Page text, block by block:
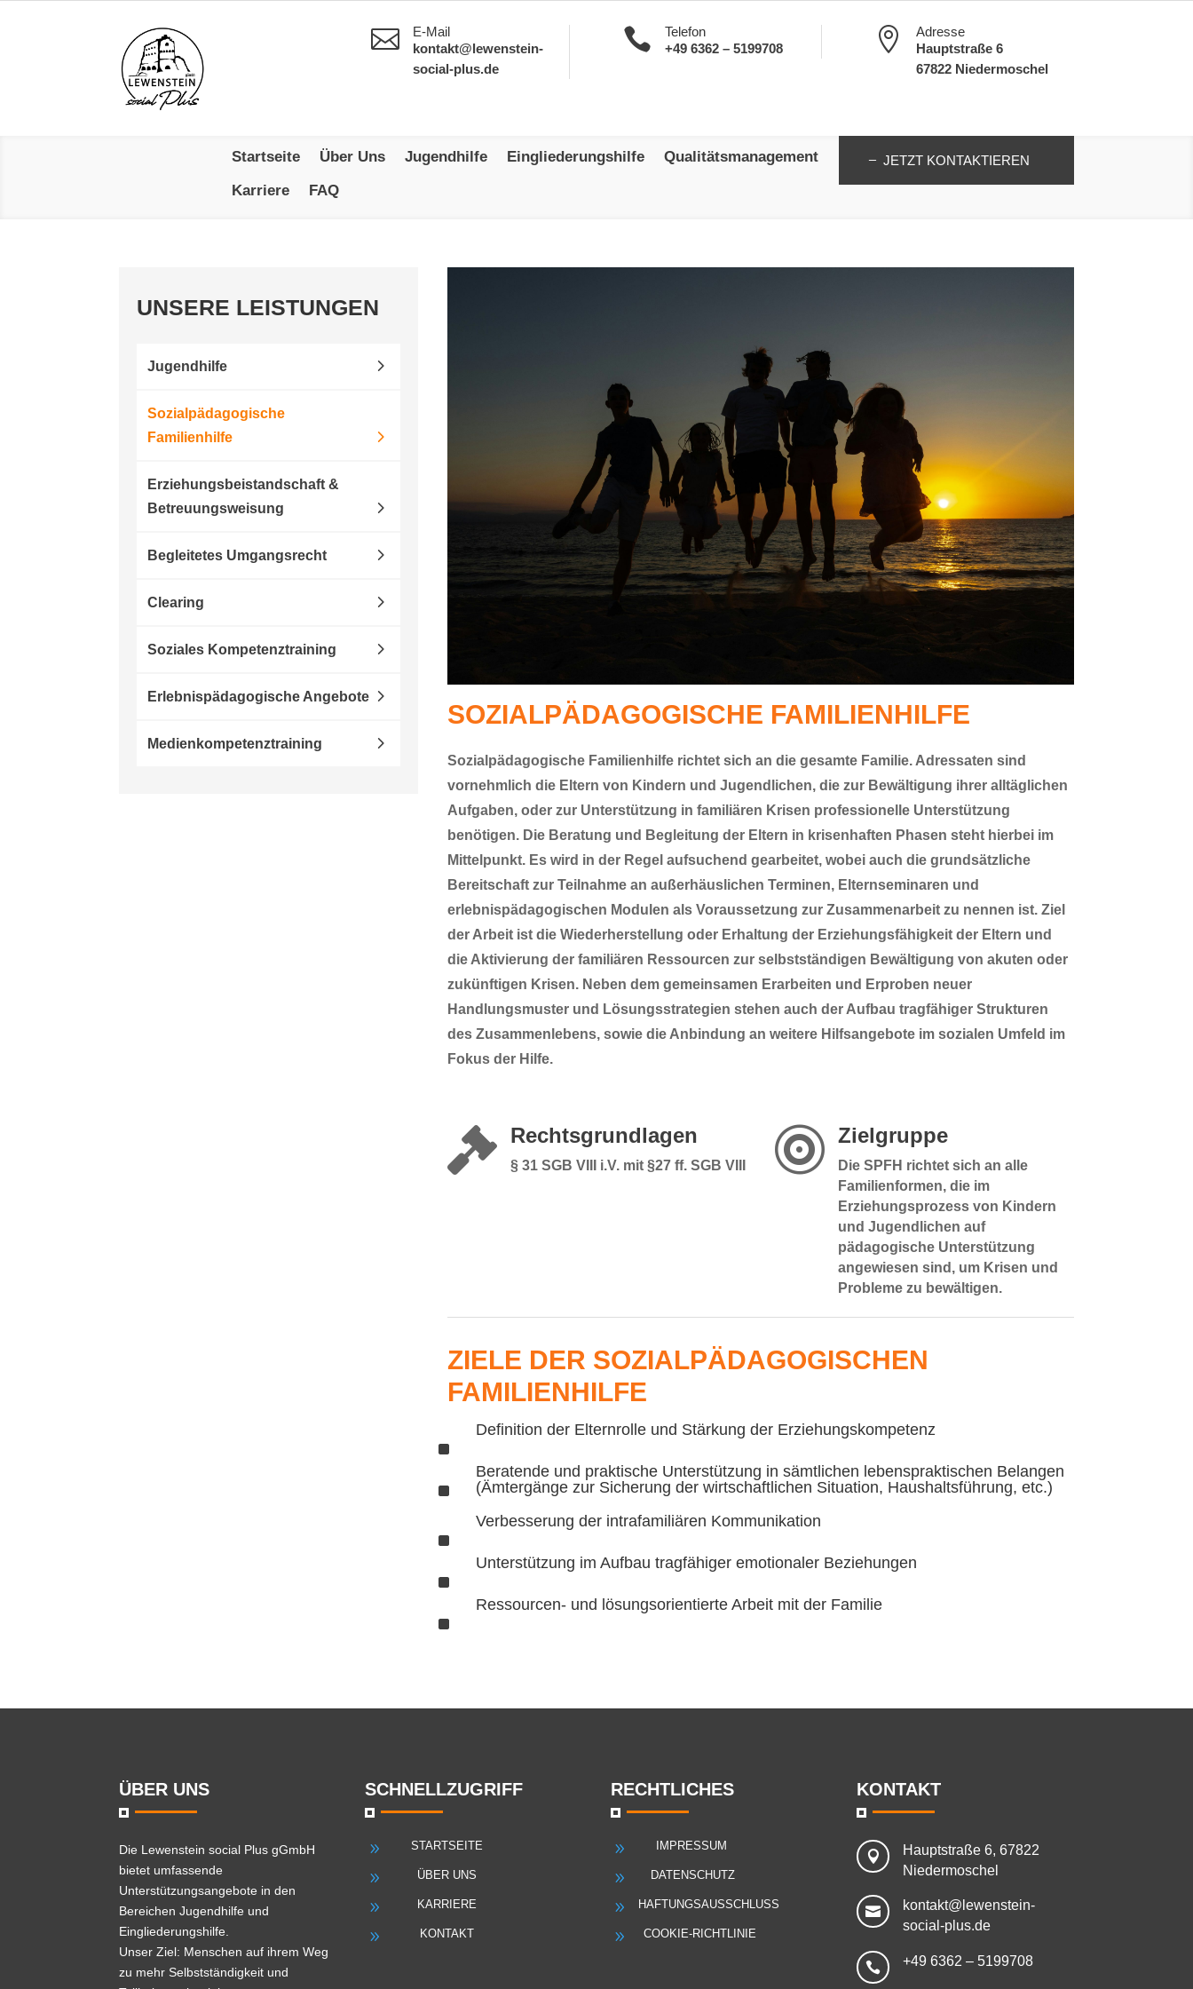

E-Mail
kontakt@lewenstein-
social-plus.de

Telefon
+49 6362 – 5199708

Adresse
Hauptstraße 6
67822 Niedermoschel
Startseite Über Uns Jugendhilfe Eingliederungshilfe
Qualitätsmanagement
Karriere
FAQ
JETZT KONTAKTIEREN
UNSERE LEISTUNGEN
Jugendhilfe
Sozialpädagogische
Familienhilfe
Erziehungsbeistandschaft &
Betreuungsweisung
Begleitetes Umgangsrecht
Clearing
Soziales Kompetenztraining
Erlebnispädagogische Angebote
Medienkompetenztraining
SOZIALPÄDAGOGISCHE FAMILIENHILFE
Sozialpädagogische Familienhilfe richtet sich an die gesamte Familie. Adressaten sind
vornehmlich die Eltern von Kindern und Jugendlichen, die zur Bewältigung ihrer alltäglichen
Aufgaben, oder zur Unterstützung in familiären Krisen professionelle Unterstützung
benötigen. Die Beratung und Begleitung der Eltern in krisenhaften Phasen steht hierbei im
Mittelpunkt. Es wird in der Regel aufsuchend gearbeitet, wobei auch die grundsätzliche
Bereitschaft zur Teilnahme an außerhäuslichen Terminen, Elternseminaren und
erlebnispädagogischen Modulen als Voraussetzung zur Zusammenarbeit zu nennen ist. Ziel
der Arbeit ist die Wiederherstellung oder Erhaltung der Erziehungsfähigkeit der Eltern und
die Aktivierung der familiären Ressourcen zur selbstständigen Bewältigung von akuten oder
zukünftigen Krisen. Neben dem gemeinsamen Erarbeiten und Erproben neuer
Handlungsmuster und Lösungsstrategien stehen auch der Aufbau tragfähiger Strukturen
des Zusammenlebens, sowie die Anbindung an weitere Hilfsangebote im sozialen Umfeld im
Fokus der Hilfe.
 Rechtsgrundlagen
§ 31 SGB VIII i.V. mit §27 ff. SGB VIII  Zielgruppe
Die SPFH richtet sich an alle
Familienformen, die im
Erziehungsprozess von Kindern
und Jugendlichen auf
pädagogische Unterstützung
angewiesen sind, um Krisen und
Probleme zu bewältigen.
ZIELE DER SOZIALPÄDAGOGISCHEN
FAMILIENHILFE
^
Definition der Elternrolle und Stärkung der Erziehungskompetenz
^
Beratende und praktische Unterstützung in sämtlichen lebenspraktischen Belangen
(Ämtergänge zur Sicherung der wirtschaftlichen Situation, Haushaltsführung, etc.)
^
Verbesserung der intrafamiliären Kommunikation
^
Unterstützung im Aufbau tragfähiger emotionaler Beziehungen
^
Ressourcen- und lösungsorientierte Arbeit mit der Familie
ÜBER UNS
Die Lewenstein social Plus gGmbH
bietet umfassende
Unterstützungsangebote in den
Bereichen Jugendhilfe und
Eingliederungshilfe.
Unser Ziel: Menschen auf ihrem Weg
zu mehr Selbstständigkeit und
SCHNELLZUGRIFF
9 STARTSEITE
9 ÜBER UNS
9 KARRIERE
9 KONTAKT
RECHTLICHES
9 IMPRESSUM
9 DATENSCHUTZ
9 HAFTUNGSAUSSCHLUSS
9 COOKIE-RICHTLINIE
KONTAKT

Hauptstraße 6, 67822
Niedermoschel

kontakt@lewenstein-
social-plus.de
 +49 6362 – 5199708